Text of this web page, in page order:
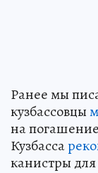
Ранее мы
кузбассовцы
на
Кузбасса
канистры для